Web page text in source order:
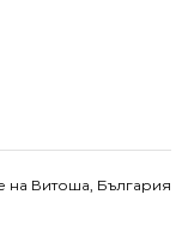
на Витоша, България